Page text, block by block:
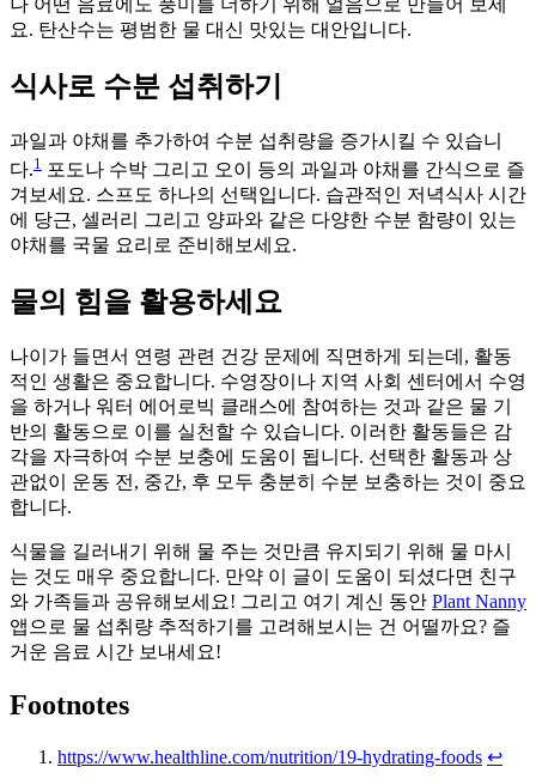
나 어떤 음료에도 풍미를 더하기 위해 얼음으로 만들어 보세
요. 탄산수는 평범한 물 대신 맛있는 대안입니다.
식사로 수분 섭취하기
과일과 야채를 추가하여 수분 섭취량을 증가시킬 수 있습니
다.1 포도나 수박 그리고 오이 등의 과일과 야채를 간식으로 즐
겨보세요. 스프도 하나의 선택입니다. 습관적인 저녁식사 시간
에 당근, 셀러리 그리고 양파와 같은 다양한 수분 함량이 있는
야채를 국물 요리로 준비해보세요.
물의 힘을 활용하세요
나이가 들면서 연령 관련 건강 문제에 직면하게 되는데, 활동
적인 생활은 중요합니다. 수영장이나 지역 사회 센터에서 수영
을 하거나 워터 에어로빅 클래스에 참여하는 것과 같은 물 기
반의 활동으로 이를 실천할 수 있습니다. 이러한 활동들은 감
각을 자극하여 수분 보충에 도움이 됩니다. 선택한 활동과 상
관없이 운동 전, 중간, 후 모두 충분히 수분 보충하는 것이 중요
합니다.
식물을 길러내기 위해 물 주는 것만큼 유지되기 위해 물 마시
는 것도 매우 중요합니다. 만약 이 글이 도움이 되셨다면 친구
와 가족들과 공유해보세요! 그리고 여기 계신 동안 Plant Nanny
앱으로 물 섭취량 추적하기를 고려해보시는 건 어떨까요? 즐
거운 음료 시간 보내세요!
Footnotes
https://www.healthline.com/nutrition/19-hydrating-foods ↩